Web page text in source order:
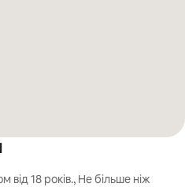
від 18 років., Не більше ніж